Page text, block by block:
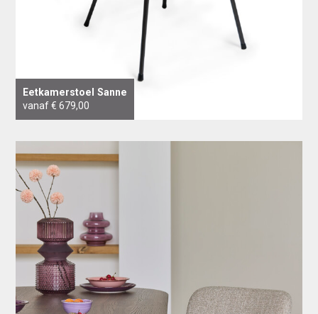
Eetkamerstoel Sanne
vanaf € 679,00